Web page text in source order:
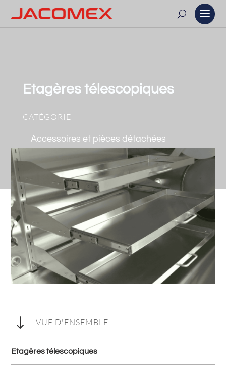
Etagères télescopiques
CATÉGORIE
Accessoires et pièces détachées
" VUE D'ENSEMBLE
Etagères télescopiques